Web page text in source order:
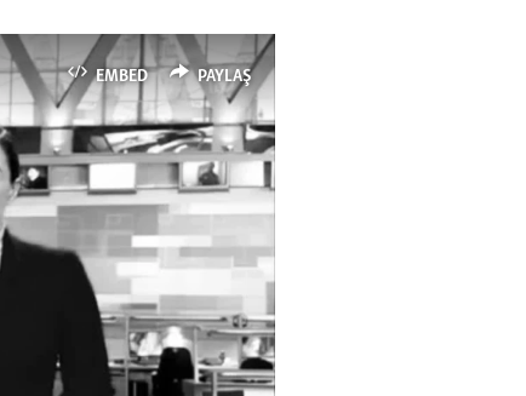
EMBED PAYLAŞ